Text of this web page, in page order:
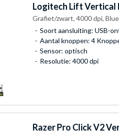
Logitech Lift Vertical
Grafiet/zwart, 4000 dpi,
Soort aansluiting: USB-
Aantal knoppen: 4
Sensor: optisch
Resolutie: 4000 dpi
RazerPro Click V2